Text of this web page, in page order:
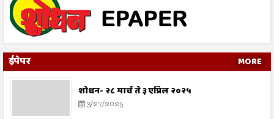
ईपेपर MORE
शोधन- २८ मार्च ते ३ एप्रिल २०२५
3/27/2025